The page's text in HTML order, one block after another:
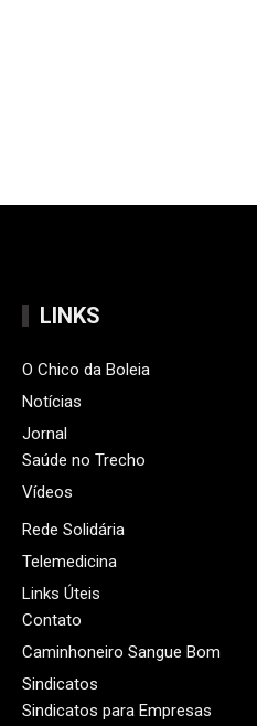
LINKS
O Chico da Boleia
Notícias
Jornal
Saúde no Trecho
Vídeos
Rede Solidária
Telemedicina
Links Úteis
Contato
Caminhoneiro Sangue Bom
Sindicatos
Sindicatos para Empresas